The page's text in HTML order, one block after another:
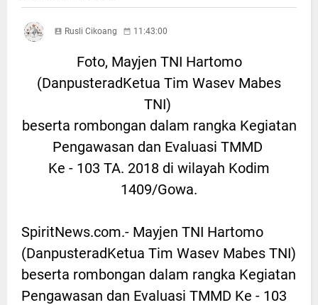
Rusli Cikoang 11:43:00
Foto, Mayjen TNI Hartomo
(DanpusteradKetua Tim Wasev Mabes
TNI)
beserta rombongan dalam rangka Kegiatan
Pengawasan dan Evaluasi TMMD
Ke - 103 TA. 2018 di wilayah Kodim
1409/Gowa.
SpiritNews.com.- Mayjen TNI Hartomo
(DanpusteradKetua Tim Wasev Mabes TNI)
beserta rombongan dalam rangka Kegiatan
Pengawasan dan Evaluasi TMMD Ke - 103